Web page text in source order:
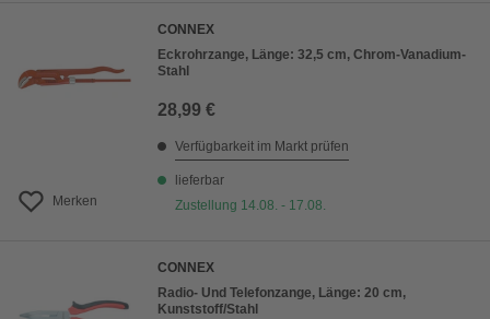
Merken
CONNEX
Eckrohrzange, Länge: 32,5 cm, Chrom-Vanadium-
Stahl
28,99 €
Verfügbarkeit im Markt prüfen
lieferbar
Zustellung 14.08. - 17.08.
CONNEX
Radio- Und Telefonzange, Länge: 20 cm,
Kunststoff/Stahl